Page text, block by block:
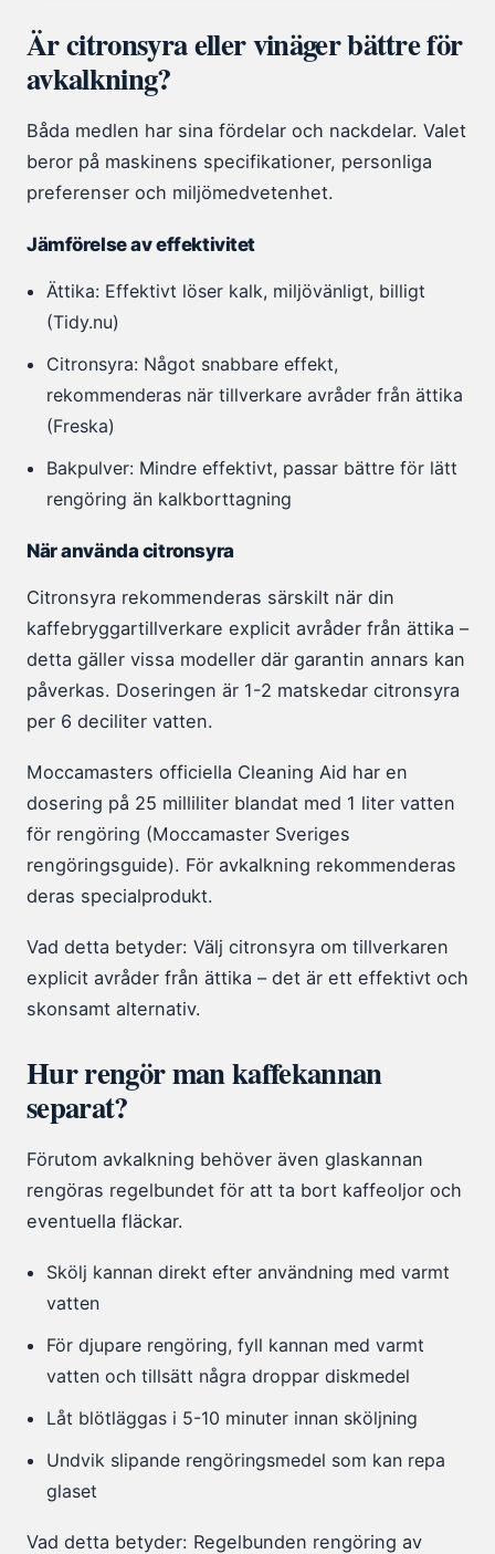
Är citronsyra eller vinäger bättre för
avkalkning?
Båda medlen har sina fördelar och nackdelar. Valet
beror på maskinens specifikationer, personliga
preferenser och miljömedvetenhet.
Jämförelse av effektivitet
Ättika: Effektivt löser kalk, miljövänligt, billigt
(Tidy.nu)
Citronsyra: Något snabbare effekt,
rekommenderas när tillverkare avråder från ättika
(Freska)
Bakpulver: Mindre effektivt, passar bättre för lätt
rengöring än kalkborttagning
När använda citronsyra
Citronsyra rekommenderas särskilt när din
kaffebryggartillverkare explicit avråder från ättika –
detta gäller vissa modeller där garantin annars kan
påverkas. Doseringen är 1-2 matskedar citronsyra
per 6 deciliter vatten.
Moccamasters officiella Cleaning Aid har en
dosering på 25 milliliter blandat med 1 liter vatten
för rengöring (Moccamaster Sveriges
rengöringsguide). För avkalkning rekommenderas
deras specialprodukt.
Vad detta betyder: Välj citronsyra om tillverkaren
explicit avråder från ättika – det är ett effektivt och
skonsamt alternativ.
Hur rengör man kaffekannan
separat?
Förutom avkalkning behöver även glaskannan
rengöras regelbundet för att ta bort kaffeoljor och
eventuella fläckar.
Skölj kannan direkt efter användning med varmt
vatten
För djupare rengöring, fyll kannan med varmt
vatten och tillsätt några droppar diskmedel
Låt blötläggas i 5-10 minuter innan sköljning
Undvik slipande rengöringsmedel som kan repa
glaset
Vad detta betyder: Regelbunden rengöring av